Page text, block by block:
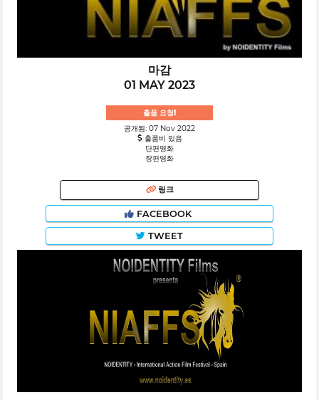
마감
01 MAY 2023
출품 요청!
공개됨: 07 Nov 2022
출품비 있음
단편영화
장편영화
링크
FACEBOOK
TWEET